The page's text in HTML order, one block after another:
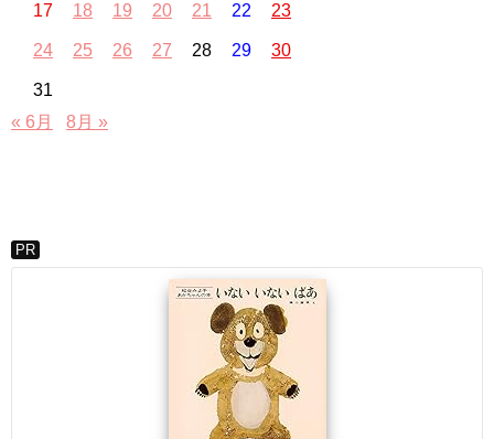
17 18 19 20 21 22 23
24 25 26 27 28 29 30
31
« 6月
8月 »
PR